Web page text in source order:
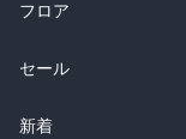
フロア
総合
ラノベ
セール
総合
新着